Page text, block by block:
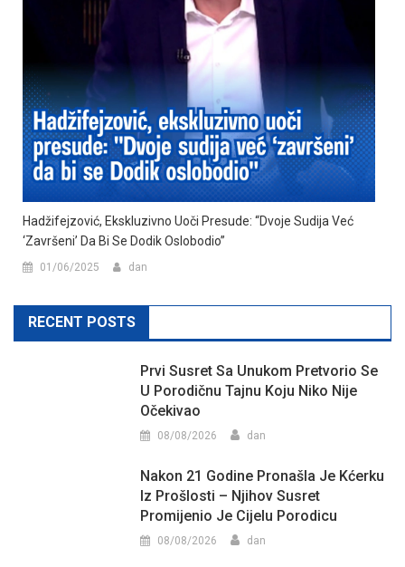
Hadžifejzović, Ekskluzivno Uoči Presude: “Dvoje Sudija Već
‘završeni’ Da Bi Se Dodik Oslobodio”
01/06/2025 dan
RECENT POSTS
Prvi Susret Sa Unukom Pretvorio Se
U Porodičnu Tajnu Koju Niko Nije
Očekivao
08/08/2026 dan
Nakon 21 Godine Pronašla Je Kćerku
Iz Prošlosti – Njihov Susret
Promijenio Je Cijelu Porodicu
08/08/2026 dan